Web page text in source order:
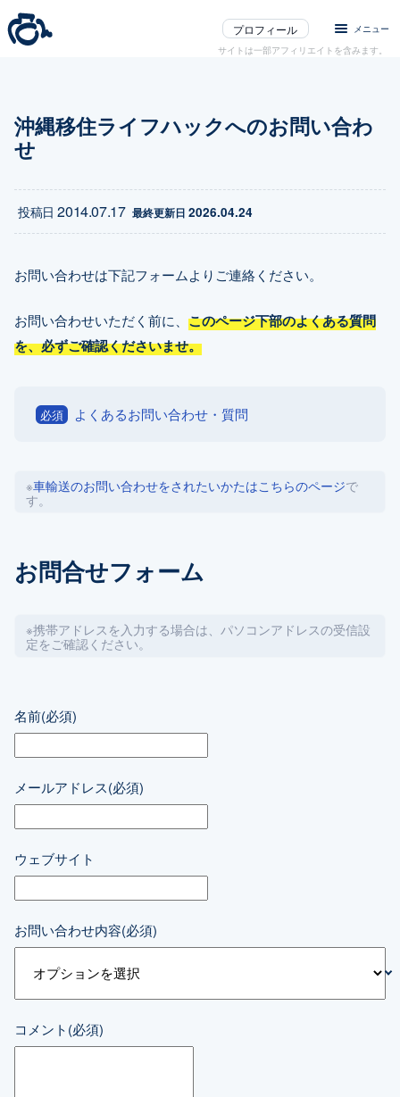
プロフィール
メニュー
サイトは一部アフィリエイトを含みます。
沖縄移住ライフハックへのお問い合わ
せ
投稿日2014.07.17 最終更新日 2026.04.24
お問い合わせは下記フォームよりご連絡ください。
お問い合わせいただく前に、 このページ下部のよくある質問
を、必ずご確認くださいませ。
必須 よくあるお問い合わせ・質問
※車輸送のお問い合わせをされたいかたはこちらのページで
す。
お問合せフォーム
※携帯アドレスを入力する場合は、パソコンアドレスの受信設
定をご確認ください。
名前(必須)
メールアドレス(必須)
ウェブサイト
お問い合わせ内容(必須)
コメント(必須)